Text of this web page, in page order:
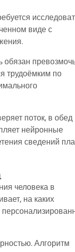
виде с
обязан
трудоёмким по
поток, в обед
нейронные
сведений
человека в
на каких
Алгоритм